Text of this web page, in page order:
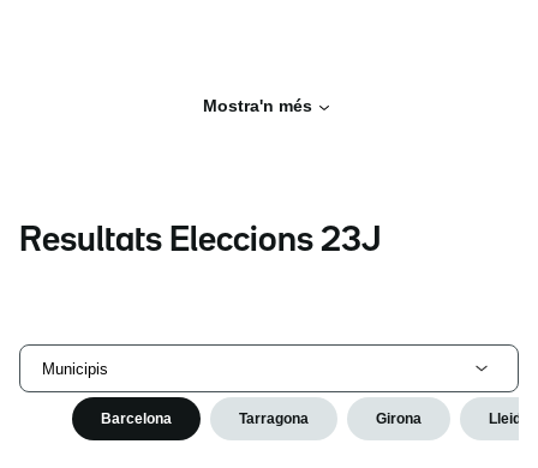
Mostra'n més
Resultats Eleccions 23J
Municipis
Barcelona Tarragona Girona Lleida